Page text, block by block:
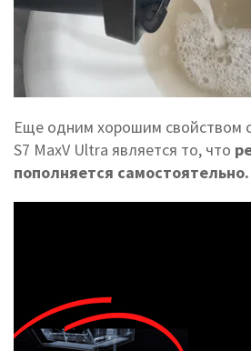
Еще одним хорошим свойством
S7 MaxV Ultra является то, что
пополняется самостоятельно.